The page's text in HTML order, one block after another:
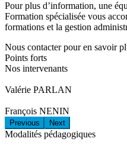
Pour plus d’information, une
Formation spécialisée vous
formations et la gestion
Nous contacter pour en savoir
Points forts
Nos intervenants
Valérie PARLAN
François NENIN
Previous Next
Modalités pédagogiques